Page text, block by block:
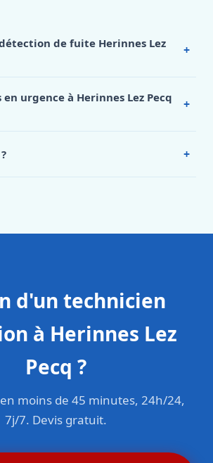
de fuite Herinnes Lez
+
appelez le 0472 53 24 26.
urgence à Herinnes Lez Pecq
+
+
d'un technicien
à Herinnes Lez
Pecq ?
moins de 45 minutes, 24h/24,
7j/7. Devis gratuit.